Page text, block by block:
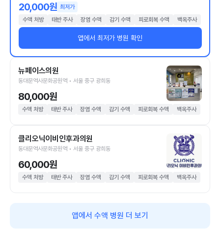
20,000원 최저가
수액 처방
태반 주사 장염 수액 감기 수액 피로회복 수액 백옥주사
앱에서 최저가 병원 확인
뉴페이스의원
동대문역사문화공원역 • 서울 중구 광희동
80,000원
수액 처방 태반 주사 장염 수액 감기 수액 피로회복 수액 백옥주사
클리오닉이비인후과의원
동대문역사문화공원역 • 서울 중구 광희동
60,000원
수액 처방 태반 주사 장염 수액 감기 수액 피로회복 수액 백옥주사
앱에서 수액 병원 더 보기